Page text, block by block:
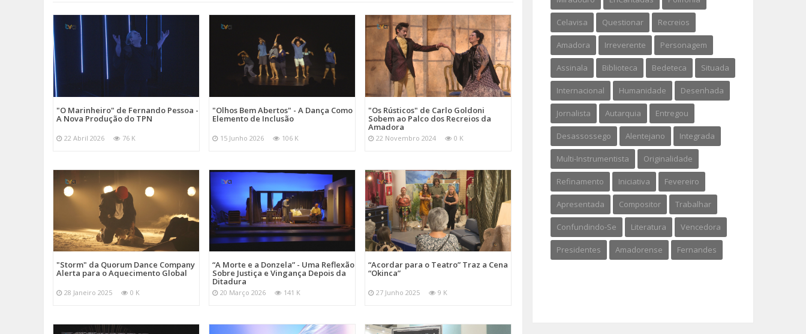
"O Marinheiro" de Fernando Pessoa -
A Nova Produção do TPN
22 Abril 2026 76 K
"Olhos Bem Abertos" - A Dança Como
Elemento de Inclusão
15 Junho 2026 106 K
"Os Rústicos" de Carlo Goldoni
Sobem ao Palco dos Recreios da
Amadora
22 Novembro 2024 0 K
"Storm" da Quorum Dance Company
Alerta para o Aquecimento Global
28 Janeiro 2025 0 K
“A Morte e a Donzela” - Uma Reflexão
Sobre Justiça e Vingança Depois da
Ditadura
20 Março 2026 141 K
“Acordar para o Teatro” Traz a Cena
“Okinca”
27 Junho 2025 9 K
Celavisa Questionar Recreios
Amadora Irreverente Personagem
Assinala Biblioteca Bedeteca Situada
Internacional Humanidade Desenhada
Jornalista Autarquia Entregou
Desassossego Alentejano Integrada
Multi-Instrumentista Originalidade
Refinamento Iniciativa Fevereiro
Apresentada Compositor Trabalhar
Confundindo-Se Literatura Vencedora
Presidentes Amadorense Fernandes